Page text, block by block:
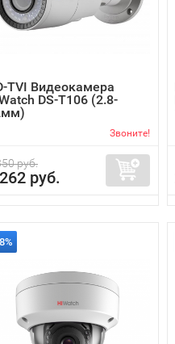
TVI Видеокамера
DS-T106 (2.8-
Звоните!
руб.
руб.